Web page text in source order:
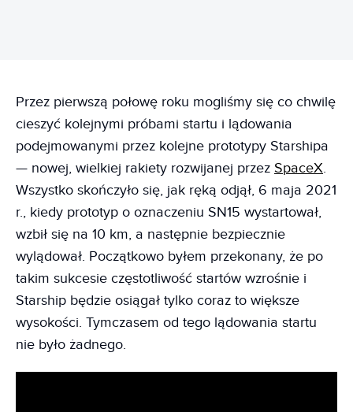
Przez pierwszą połowę roku mogliśmy się co chwilę
cieszyć kolejnymi próbami startu i lądowania
podejmowanymi przez kolejne prototypy Starshipa
— nowej, wielkiej rakiety rozwijanej przez SpaceX.
Wszystko skończyło się, jak ręką odjął, 6 maja 2021
r., kiedy prototyp o oznaczeniu SN15 wystartował,
wzbił się na 10 km, a następnie bezpiecznie
wylądował. Początkowo byłem przekonany, że po
takim sukcesie częstotliwość startów wzrośnie i
Starship będzie osiągał tylko coraz to większe
wysokości. Tymczasem od tego lądowania startu
nie było żadnego.